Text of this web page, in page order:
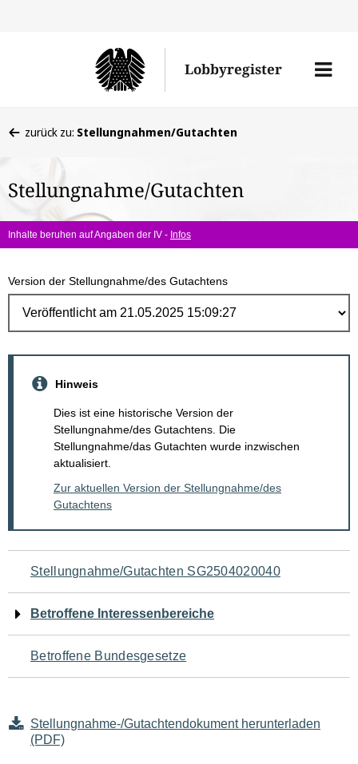
Lobbyregister
Menü
befinden
hier:
zurück zu: Stellungnahmen/Gutachten
Stellungnahme/Gutachten
Inhalte beruhen auf Angaben der IV - Infos
Version der Stellungnahme/des Gutachtens
Hinweis
Dies ist eine historische Version der
Stellungnahme/des Gutachtens. Die
Stellungnahme/das Gutachten wurde inzwischen
aktualisiert.
Zur aktuellen Version der Stellungnahme/des
Gutachtens
Navigation
für
den
Seiteninhalt
Stellungnahme/Gutachten SG2504020040
Betroffene Interessenbereiche
Betroffene Bundesgesetze
Stellungnahme-/Gutachtendokument herunterladen
(PDF)